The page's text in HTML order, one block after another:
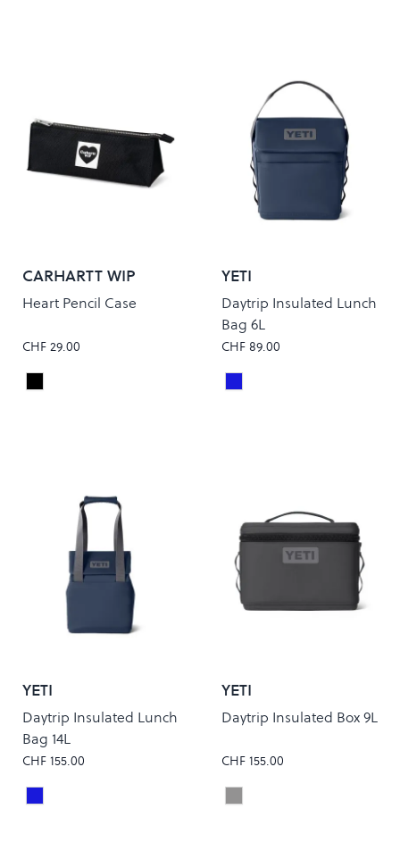
CARHARTT WIP
Heart Pencil Case
CHF 29.00
Colour
Black
YETI
Daytrip Insulated Lunch
Bag 6L
CHF 89.00
Colour
Classic Navy
YETI
Daytrip Insulated Lunch
Bag 14L
CHF 155.00
Colour
Classic Navy
YETI
Daytrip Insulated Box 9L
CHF 155.00
Colour
Charcoal